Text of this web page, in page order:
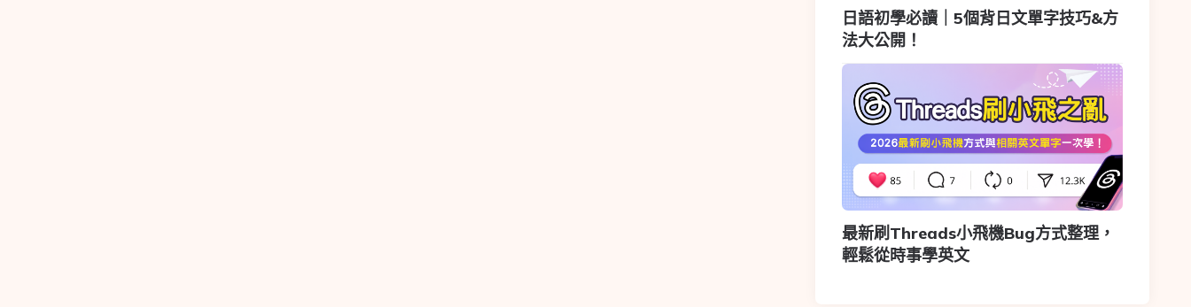
日語初學必讀｜5個背日文單字技巧&方
法大公開！
最新刷Threads小飛機Bug方式整理，
輕鬆從時事學英文